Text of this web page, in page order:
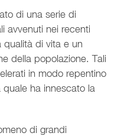
di una serie di
avvenuti nei recenti
qualità di vita e un
della popolazione. Tali
in modo repentino
ha innescato la
di grandi